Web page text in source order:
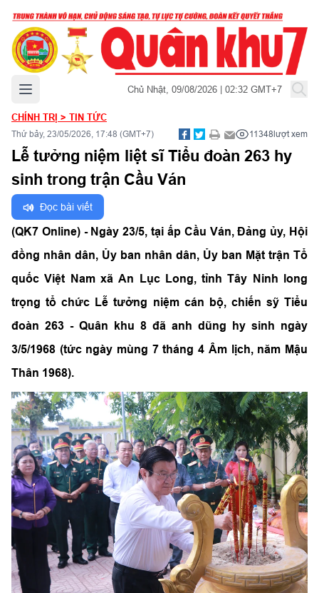
Mở menu chính Chủ Nhật, 09/08/2026 | 02:32 GMT+7
CHÍNH TRỊ > TIN TỨC
Thứ bảy, 23/05/2026, 17:48 (GMT+7) 11348lượt xem
Lễ tưởng niệm liệt sĩ Tiểu đoàn 263 hy
sinh trong trận Cầu Ván
Đọc bài viết
(QK7 Online) - Ngày 23/5, tại ấp Cầu Ván, Đảng ủy, Hội
đồng nhân dân, Ủy ban nhân dân, Ủy ban Mặt trận Tổ
quốc Việt Nam xã An Lục Long, tỉnh Tây Ninh long
trọng tổ chức Lễ tưởng niệm cán bộ, chiến sỹ Tiểu
đoàn 263 - Quân khu 8 đã anh dũng hy sinh ngày
3/5/1968 (tức ngày mùng 7 tháng 4 Âm lịch, năm Mậu
Thân 1968).